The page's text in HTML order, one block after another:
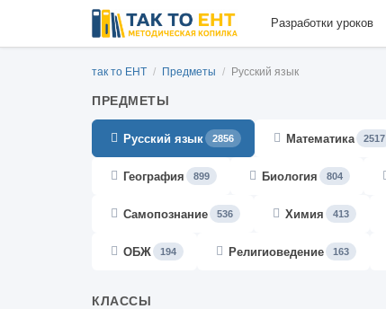
Разработки уроков
так то ЕНТ / Предметы / Русский язык
ПРЕДМЕТЫ
Русский язык 2856 Математика 2517
География 899 Биология 804
Самопознание 536 Химия 413
ОБЖ 194 Религиоведение 163
КЛАССЫ